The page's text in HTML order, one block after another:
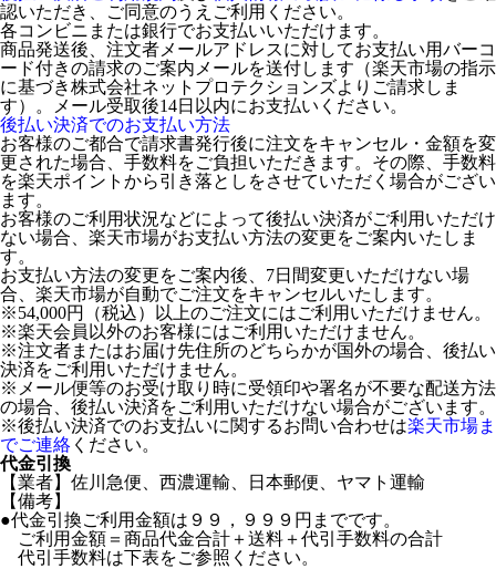
認いただき、ご同意のうえご利用ください。
各コンビニまたは銀行でお支払いいただけます。
商品発送後、注文者メールアドレスに対してお支払い用バーコ
ード付きの請求のご案内メールを送付します（楽天市場の指示
に基づき株式会社ネットプロテクションズよりご請求しま
す）。メール受取後14日以内にお支払いください。
後払い決済でのお支払い方法
お客様のご都合で請求書発行後に注文をキャンセル・金額を変
更された場合、手数料をご負担いただきます。その際、手数料
を楽天ポイントから引き落としをさせていただく場合がござい
ます。
お客様のご利用状況などによって後払い決済がご利用いただけ
ない場合、楽天市場がお支払い方法の変更をご案内いたしま
す。
お支払い方法の変更をご案内後、7日間変更いただけない場
合、楽天市場が自動でご注文をキャンセルいたします。
※54,000円（税込）以上のご注文にはご利用いただけません。
※楽天会員以外のお客様にはご利用いただけません。
※注文者またはお届け先住所のどちらかが国外の場合、後払い
決済をご利用いただけません。
※メール便等のお受け取り時に受領印や署名が不要な配送方法
の場合、後払い決済をご利用いただけない場合がございます。
※後払い決済でのお支払いに関するお問い合わせは楽天市場ま
でご連絡 ください。
代金引換
【業者】佐川急便、西濃運輸、日本郵便、ヤマト運輸
【備考】
●代金引換ご利用金額は９９，９９９円までです。
ご利用金額＝商品代金合計＋送料＋代引手数料の合計
代引手数料は下表をご参照ください。